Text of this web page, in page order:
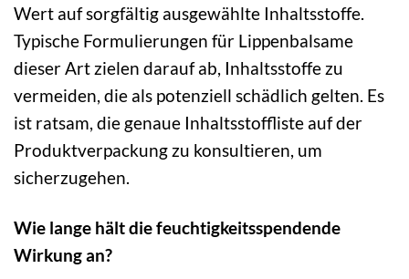
Wert auf sorgfältig ausgewählte Inhaltsstoffe.
Typische Formulierungen für Lippenbalsame
dieser Art zielen darauf ab, Inhaltsstoffe zu
vermeiden, die als potenziell schädlich gelten. Es
ist ratsam, die genaue Inhaltsstoffliste auf der
Produktverpackung zu konsultieren, um
sicherzugehen.
Wie lange hält die feuchtigkeitsspendende
Wirkung an?